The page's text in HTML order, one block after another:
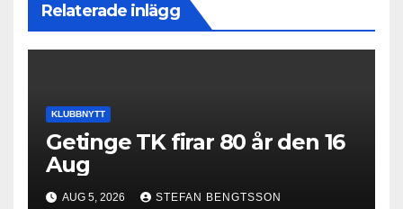
Relaterade inlägg
KLUBBNYTT
Getinge TK firar 80 år den 16
Aug
AUG 5, 2026 STEFAN BENGTSSON